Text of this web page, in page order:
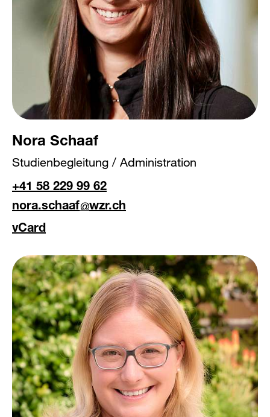
Nora Schaaf
Studienbegleitung / Administration
+41 58 229 99 62
nora.schaaf
wzr.ch
vCard